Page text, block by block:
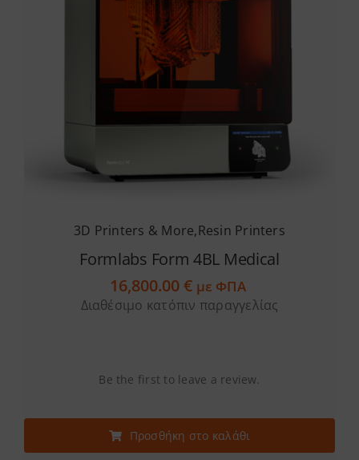
3D Printers & More,Resin Printers
Formlabs Form 4BL Medical
16,800.00€ με ΦΠΑ
Διαθέσιμο κατόπιν παραγγελίας
Be the first to leave a review.
Προσθήκη στο καλάθι